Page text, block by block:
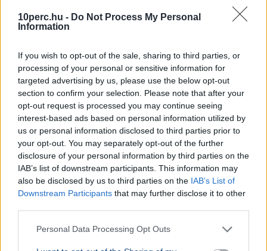
10perc.hu - Do Not Process My Personal
Information
If you wish to opt-out of the sale, sharing to third parties, or
processing of your personal or sensitive information for
targeted advertising by us, please use the below opt-out
section to confirm your selection. Please note that after your
opt-out request is processed you may continue seeing
interest-based ads based on personal information utilized by
us or personal information disclosed to third parties prior to
your opt-out. You may separately opt-out of the further
disclosure of your personal information by third parties on the
IAB’s list of downstream participants. This information may
also be disclosed by us to third parties on the IAB’s List of
Downstream Participants that may further disclose it to other
Personal Data Processing Opt Outs
Tarr Zoltán Közmédia
Tarr Zoltán szerint zajlik a közmédia átvilágítása, a
végleges vezetőt pedig nyílt, átlátható pályázaton
választják majd ki. Bővebben...
Rezsicsökkentés
GAZDASÁG
kegyelmi